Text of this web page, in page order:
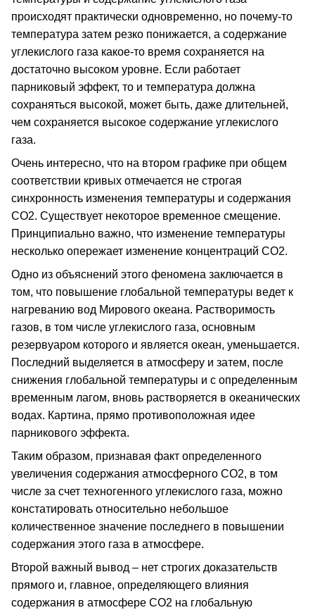
происходят практически одновременно, но почему-то
температура затем резко понижается, а содержание
углекислого газа какое-то время сохраняется на
достаточно высоком уровне. Если работает
парниковый эффект, то и температура должна
сохраняться высокой, может быть, даже длительней,
чем сохраняется высокое содержание углекислого
газа.
Очень интересно, что на втором графике при общем
соответствии кривых отмечается не строгая
синхронность изменения температуры и содержания
СО2. Существует некоторое временное смещение.
Принципиально важно, что изменение температуры
несколько опережает изменение концентраций СО2.
Одно из объяснений этого феномена заключается в
том, что повышение глобальной температуры ведет к
нагреванию вод Мирового океана. Растворимость
газов, в том числе углекислого газа, основным
резервуаром которого и является океан, уменьшается.
Последний выделяется в атмосферу и затем, после
снижения глобальной температуры и с определенным
временным лагом, вновь растворяется в океанических
водах. Картина, прямо противоположная идее
парникового эффекта.
Таким образом, признавая факт определенного
увеличения содержания атмосферного СО2, в том
числе за счет техногенного углекислого газа, можно
констатировать относительно небольшое
количественное значение последнего в повышении
содержания этого газа в атмосфере.
Второй важный вывод – нет строгих доказательств
прямого и, главное, определяющего влияния
содержания в атмосфере СО2 на глобальную